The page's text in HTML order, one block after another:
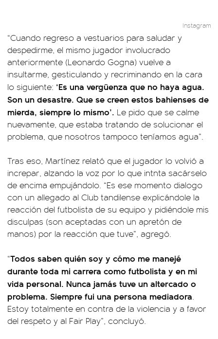
Instagram
“Cuando regreso a vestuarios para saludar y
despedirme, el mismo jugador involucrado
anteriormente (Leonardo Gogna) vuelve a
insultarme, gesticulando y recriminando en la cara
lo siguiente: ‘Es una vergüenza que no haya agua.
Son un desastre. Que se creen estos bahienses de
mierda, siempre lo mismo’. Le pido que se calme
nuevamente, que estaba tratando de solucionar el
problema, que nosotros tampoco teníamos agua”.
Tras eso, Martínez relató que el jugador lo volvió a
increpar, alzando la voz por lo que intnta sacárselo
de encima empujándolo. “Es ese momento dialogo
con un allegado al Club tandilense explicándole la
reacción del futbolista de su equipo y pidiéndole mis
disculpas (son aceptadas con un apretón de
manos) por la reacción que tuve”, agregó.
“Todos saben quién soy y cómo me manejé
durante toda mi carrera como futbolista y en mi
vida personal. Nunca jamás tuve un altercado o
problema. Siempre fui una persona mediadora.
Estoy totalmente en contra de la violencia y a favor
del respeto y al Fair Play”, concluyó.